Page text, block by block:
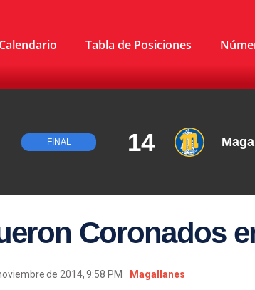
Calendario Tabla de Posiciones
FINAL 14
Coronados
de 2014, 9:58 PM Magallanes